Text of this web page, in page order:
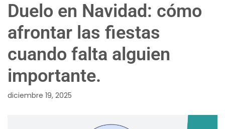
Duelo en Navidad: cómo
afrontar las fiestas
cuando falta alguien
importante.
diciembre 19, 2025